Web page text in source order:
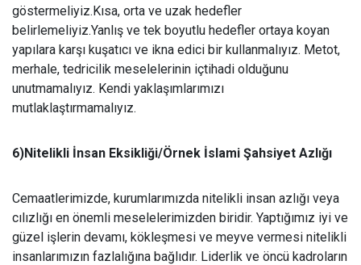
göstermeliyiz.Kısa, orta ve uzak hedefler
belirlemeliyiz.Yanlış ve tek boyutlu hedefler ortaya koyan
yapılara karşı kuşatıcı ve ikna edici bir kullanmalıyız. Metot,
merhale, tedricilik meselelerinin içtihadi olduğunu
unutmamalıyız. Kendi yaklaşımlarımızı
mutlaklaştırmamalıyız.
6)Nitelikli İnsan Eksikliği/Örnek İslami Şahsiyet Azlığı
Cemaatlerimizde, kurumlarımızda nitelikli insan azlığı veya
cılızlığı en önemli meselelerimizden biridir. Yaptığımız iyi ve
güzel işlerin devamı, kökleşmesi ve meyve vermesi nitelikli
insanlarımızın fazlalığına bağlıdır. Liderlik ve öncü kadroların